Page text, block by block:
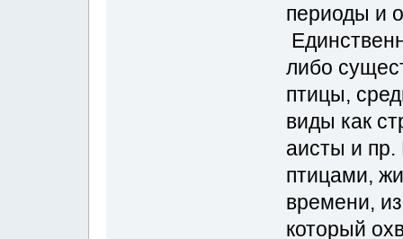
периоды и
либо
птицы,
виды как
аисты и
птицами,
времени,
который